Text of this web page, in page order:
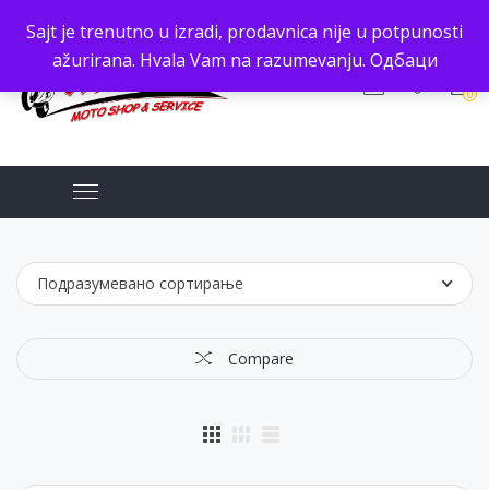
Sajt je trenutno u izradi, prodavnica nije u potpunosti
ažurirana. Hvala Vam na razumevanju. Одбаци
0
Подразумевано сортирање
Compare